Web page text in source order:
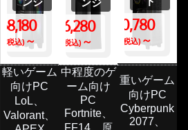
268,180
(税込) ～
346,280
(税込) ～
340,780
(税込) ～
軽いゲーム
向けPC
LoL、
Valorant、
中程度のゲ
ーム向け
PC
Fortnite、
FF14、原
重いゲーム
向けPC
Cyberpunk
2077、